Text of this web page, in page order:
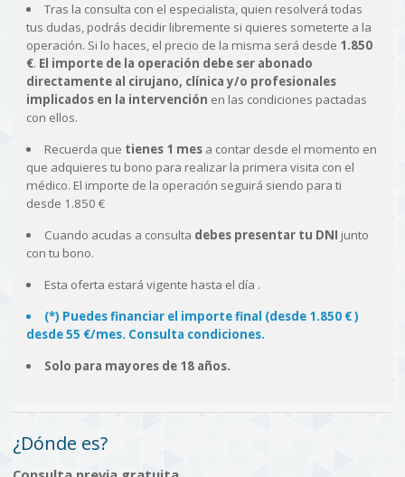
Tras la consulta con el especialista, quien resolverá todas
tus dudas, podrás decidir libremente si quieres someterte a la
operación. Si lo haces, el precio de la misma será desde 1.850
€. El importe de la operación debe ser abonado
directamente al cirujano, clínica y/o profesionales
implicados en la intervención en las condiciones pactadas
con ellos.
Recuerda que tienes 1 mesa contar desde el momento en
que adquieres tu bono para realizar la primera visita con el
médico. El importe de la operación seguirá siendo para ti
desde 1.850 €
Cuando acudas a consulta debes presentar tu DNI junto
con tu bono.
Esta oferta estará vigente hasta el día .
(*) Puedes financiar el importe final (desde 1.850 € )
desde 55 €/mes. Consulta condiciones.
Solo para mayores de 18 años.
¿Dónde es?